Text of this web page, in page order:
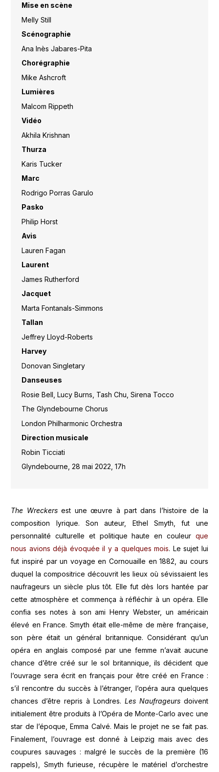
Mise en scène
Melly Still
Scénographie
Ana Inès Jabares-Pita
Chorégraphie
Mike Ashcroft
Lumières
Malcom Rippeth
Vidéo
Akhila Krishnan
Thurza
Karis Tucker
Marc
Rodrigo Porras Garulo
Pasko
Philip Horst
Avis
Lauren Fagan
Laurent
James Rutherford
Jacquet
Marta Fontanals-Simmons
Tallan
Jeffrey Lloyd-Roberts
Harvey
Donovan Singletary
Danseuses
Rosie Bell, Lucy Burns, Tash Chu, Sirena Tocco
The Glyndebourne Chorus
London Philharmonic Orchestra
Direction musicale
Robin Ticciati
Glyndebourne, 28 mai 2022, 17h
The Wreckersest une œuvre à part dans l’histoire de la
composition lyrique. Son auteur, Ethel Smyth, fut une
personnalité culturelle et politique haute en couleur que
nous avions déjà évoquée il y a quelques mois. Le sujet lui
fut inspiré par un voyage en Cornouaille en 1882, au cours
duquel la compositrice découvrit les lieux où sévissaient les
naufrageurs un siècle plus tôt. Elle fut dès lors hantée par
cette atmosphère et commença à réfléchir à un opéra. Elle
confia ses notes à son ami Henry Webster, un américain
élevé en France. Smyth était elle-même de mère française,
son père était un général britannique. Considérant qu’un
opéra en anglais composé par une femme n’avait aucune
chance d’être créé sur le sol britannique, ils décident que
l’ouvrage sera écrit en français pour être créé en France :
s’il rencontre du succès à l’étranger, l’opéra aura quelques
chances d’être repris à Londres. Les Naufrageurs doivent
initialement être produits à l’Opéra de Monte-Carlo avec une
star de l’époque, Emma Calvé. Mais le projet ne se fait pas.
Finalement, l’ouvrage est donné à Leipzig mais avec des
coupures sauvages : malgré le succès de la première (16
rappels), Smyth furieuse, récupère le matériel d’orchestre